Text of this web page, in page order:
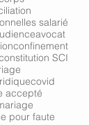
salarié
avocat
confinement
SCI
covid
accepté
pour faute